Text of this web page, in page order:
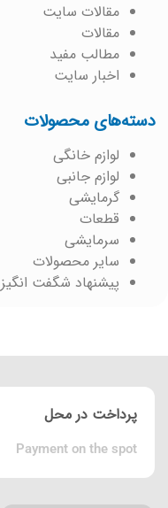
مقالات سایت
مقالات
مطالب مفید
اخبار سایت
دسته‌های محصولات
لوازم خانگی
لوازم جانبی
گرمایشی
قطعات
سرمایشی
سایر محصولات
پیشنهاد شگفت انگیز
پرداخت در محل
Payment on the spot